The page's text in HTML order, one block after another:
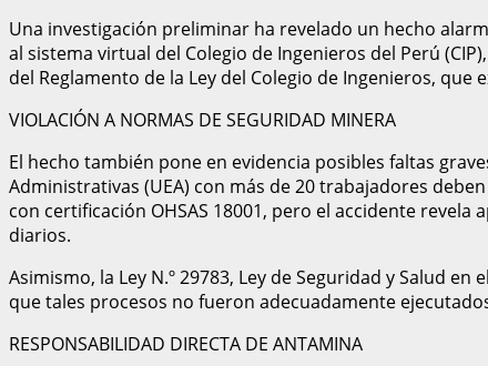
Una investigación preliminar ha revelado un hecho
al sistema virtual del Colegio de Ingenieros del Perú
del Reglamento de la Ley del Colegio de Ingenieros,
VIOLACIÓN A NORMAS DE SEGURIDAD MINERA
El hecho también pone en evidencia posibles faltas
Administrativas (UEA) con más de 20 trabajadores
con certificación OHSAS 18001, pero el accidente
diarios.
Asimismo, la Ley N.º 29783, Ley de Seguridad y Salud
que tales procesos no fueron adecuadamente
RESPONSABILIDAD DIRECTA DE ANTAMINA